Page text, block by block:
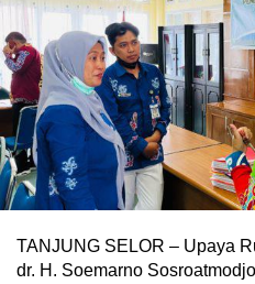
TANJUNG SELOR – Upaya
dr. H. Soemarno